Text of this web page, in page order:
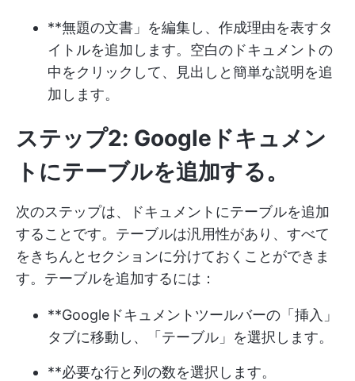
**無題の文書」を編集し、作成理由を表すタ
イトルを追加します。空白のドキュメントの
中をクリックして、見出しと簡単な説明を追
加します。
ステップ2: Googleドキュメン
トにテーブルを追加する。
次のステップは、ドキュメントにテーブルを追加
することです。テーブルは汎用性があり、すべて
をきちんとセクションに分けておくことができま
す。テーブルを追加するには：
**Googleドキュメントツールバーの「挿入」
タブに移動し、「テーブル」を選択します。
**必要な行と列の数を選択します。